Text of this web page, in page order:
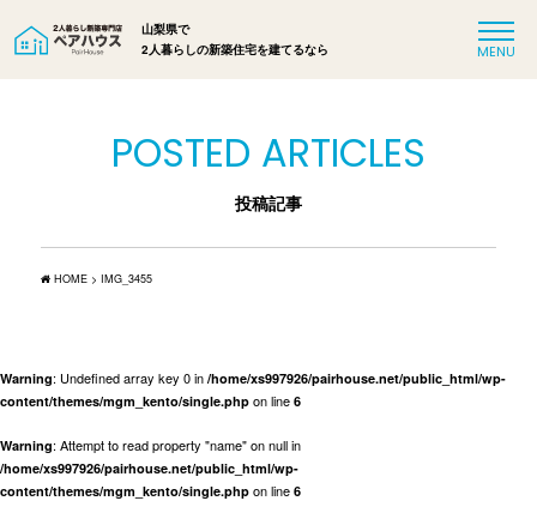
山梨県で
2人暮らしの新築住宅を建てるなら
POSTED ARTICLES
投稿記事
HOME >IMG_3455
Warning: Undefined array key 0 in /home/xs997926/pairhouse.net/public_html/wp-
content/themes/mgm_kento/single.php on line 6
Warning: Attempt to read property "name" on null in
/home/xs997926/pairhouse.net/public_html/wp-
content/themes/mgm_kento/single.php on line 6